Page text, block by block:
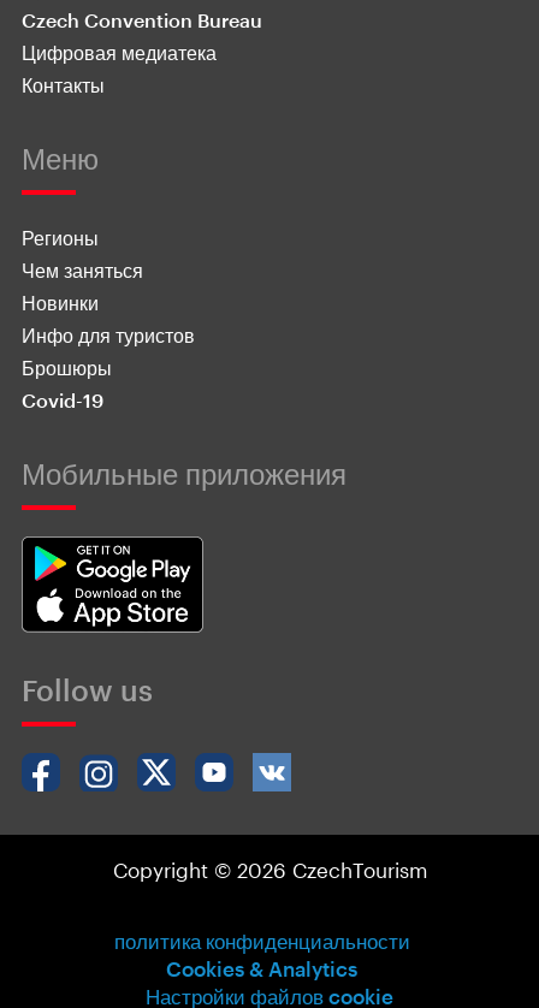
Czech Convention Bureau
Цифровая медиатека
Контакты
Меню
Регионы
Чем заняться
Новинки
Инфо для туристов
Брошюры
Covid-19
Мобильные приложения
Follow us
Copyright © 2026 CzechTourism
политика конфиденциальности
Cookies & Analytics
Настройки файлов cookie